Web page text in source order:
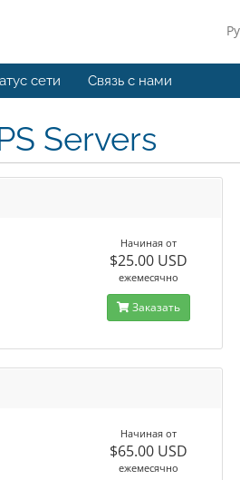
сети Связь с нами
Servers
Начиная от
$25.00 USD
ежемесячно
Заказать
Начиная от
$65.00 USD
ежемесячно